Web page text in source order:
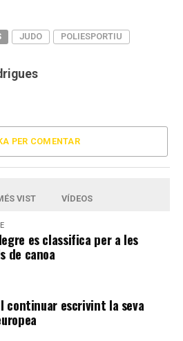
JUDO POLIESPORTIU
PER COMENTAR
VIST VÍDEOS
es classifica per a les
de canoa
continuar escrivint la seva